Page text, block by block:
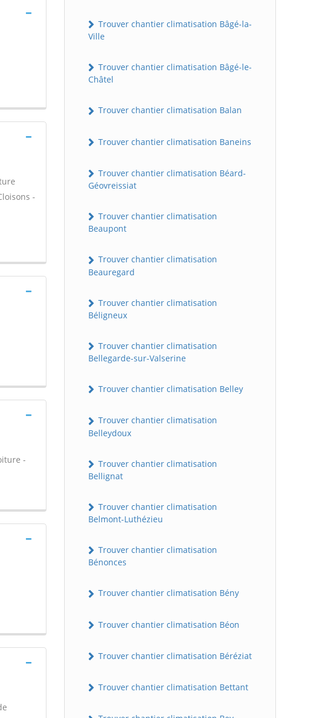
-
-
Trouver chantier climatisation Bâgé-la-
Ville
Trouver chantier climatisation Bâgé-le-
Châtel
Trouver chantier climatisation Balan
Trouver chantier climatisation Baneins
Trouver chantier climatisation Béard-
Géovreissiat
Trouver chantier climatisation
Beaupont
Trouver chantier climatisation
Beauregard
Trouver chantier climatisation
Béligneux
Trouver chantier climatisation
Bellegarde-sur-Valserine
Trouver chantier climatisation Belley
Trouver chantier climatisation
Belleydoux
Trouver chantier climatisation
Bellignat
Trouver chantier climatisation
Belmont-Luthézieu
Trouver chantier climatisation
Bénonces
Trouver chantier climatisation Bény
Trouver chantier climatisation Béon
Trouver chantier climatisation Béréziat
Trouver chantier climatisation Bettant